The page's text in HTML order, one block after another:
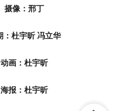
摄像：邢丁
：杜宇昕 冯立华
动画：杜宇昕
海报：杜宇昕